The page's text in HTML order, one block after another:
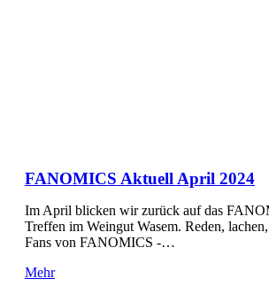
FANOMICS Aktuell April 2024
Im April blicken wir zurück auf das
Treffen im Weingut Wasem. Reden,
Fans von FANOMICS -…
Mehr